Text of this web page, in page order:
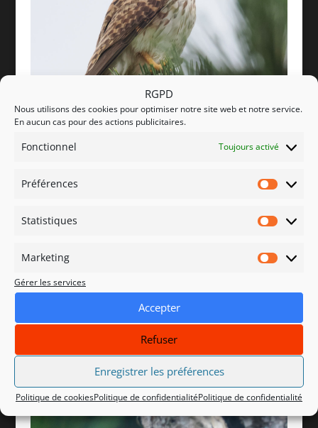
RGPD
Nous utilisons des cookies pour optimiser notre site web et notre service.
En aucun cas pour des actions publicitaires.
Fonctionnel Toujours activé
Préférences
Statistiques
Marketing
Gérer les services
Accepter
Refuser
Enregistrer les préférences
Politique de cookiesPolitique de confidentialitéPolitique de confidentialité
P5240080
P6030124_1